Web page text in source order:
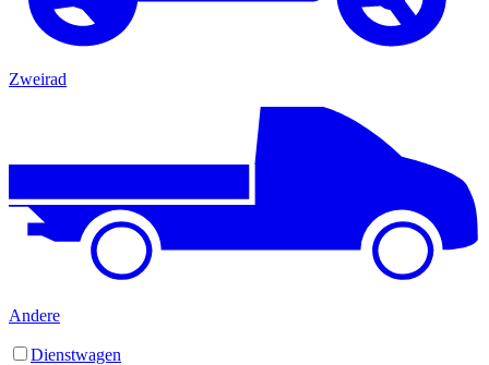
Zweirad
Andere
Dienstwagen